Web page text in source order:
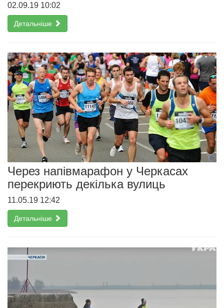
02.09.19 10:02
Детальніше
Через напівмарафон у Черкасах
перекриють декілька вулиць
11.05.19 12:42
Детальніше